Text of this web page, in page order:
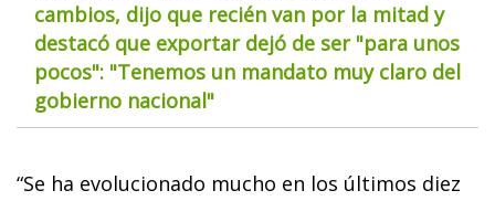
cambios, dijo que recién van por la mitad y
destacó que exportar dejó de ser "para unos
pocos": "Tenemos un mandato muy claro del
gobierno nacional"
“Se ha evolucionado mucho en los últimos diez